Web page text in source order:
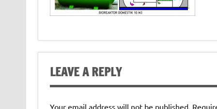
LEAVE A REPLY
Your email address will not be published.